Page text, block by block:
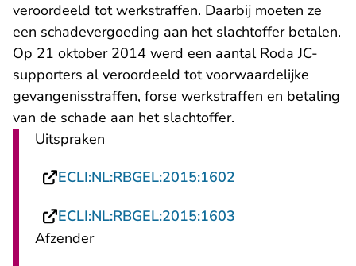
veroordeeld tot werkstraffen. Daarbij moeten ze
een schadevergoeding aan het slachtoffer betalen.
Op 21 oktober 2014 werd een aantal Roda JC-
supporters al veroordeeld tot voorwaardelijke
gevangenisstraffen, forse werkstraffen en betaling
van de schade aan het slachtoffer.
Uitspraken
ECLI:NL:RBGEL:2015:1602
ECLI:NL:RBGEL:2015:1603
Afzender